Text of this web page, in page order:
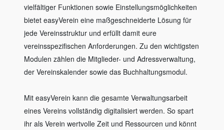
vielfältiger Funktionen sowie Einstellungsmöglichkeiten
bietet easyVerein eine maßgeschneiderte Lösung für
jede Vereinsstruktur und erfüllt damit eure
vereinsspezifischen Anforderungen. Zu den wichtigsten
Modulen zählen die Mitglieder- und Adressverwaltung,
der Vereinskalender sowie das Buchhaltungsmodul.
Mit easyVerein kann die gesamte Verwaltungsarbeit
eines Vereins vollständig digitalisiert werden. So spart
ihr als Verein wertvolle Zeit und Ressourcen und könnt